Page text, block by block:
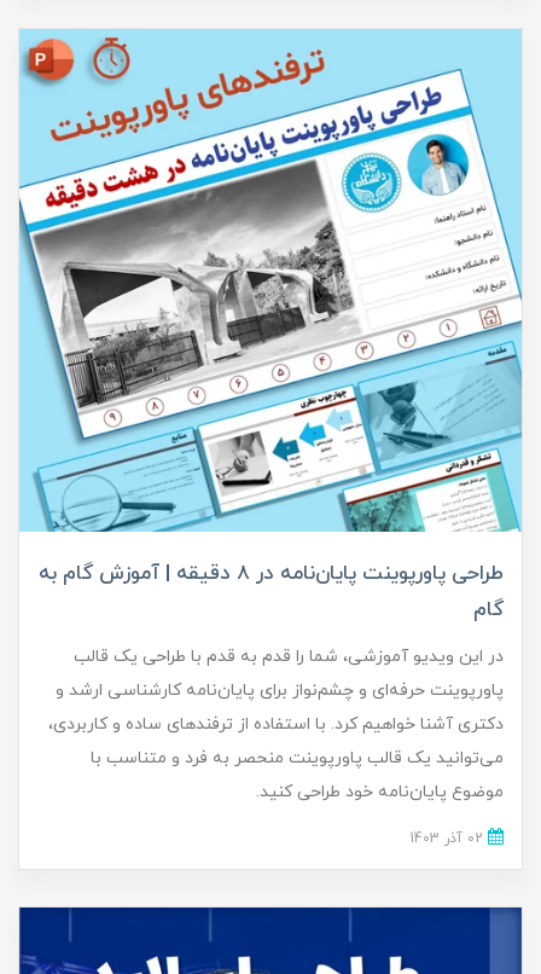
طراحی پاورپوینت پایان‌نامه در 8 دقیقه | آموزش گام به
گام
در این ویدیو آموزشی، شما را قدم به قدم با طراحی یک قالب
پاورپوینت حرفه‌ای و چشم‌نواز برای پایان‌نامه کارشناسی ارشد و
دکتری آشنا خواهیم کرد. با استفاده از ترفندهای ساده و کاربردی،
می‌توانید یک قالب پاورپوینت منحصر به فرد و متناسب با
موضوع پایان‌نامه خود طراحی کنید.